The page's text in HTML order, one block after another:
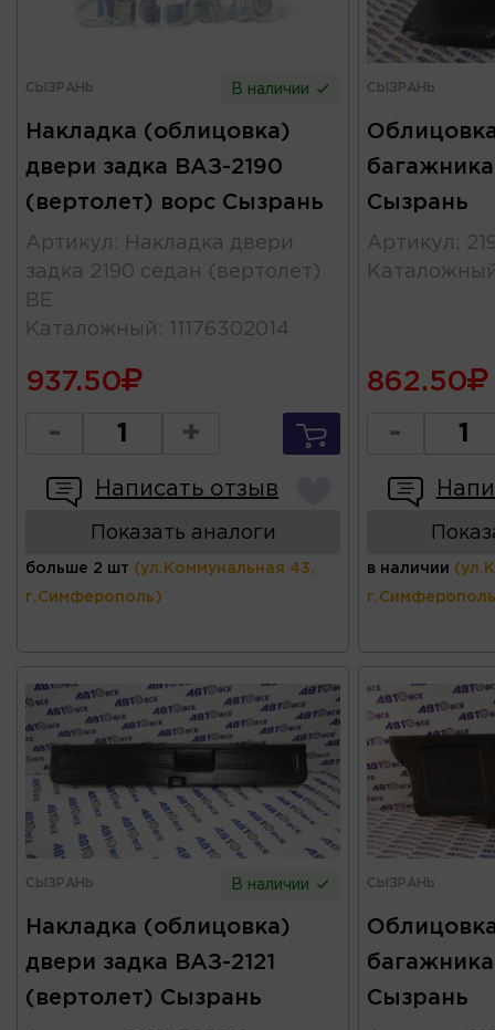
СЫЗРАНЬ В наличии
Накладка (облицовка)
двери задка ВАЗ-2190
(вертолет) ворс Сызрань
Артикул :
Накладка двери
задка 2190 седан (вертолет)
ВЕ
Каталожный : 11176302014
937.50
- +
Написать отзыв
Показать аналоги
больше 2 шт (ул.Коммунальная 43,
г.Симферополь)
СЫЗРАНЬ
Сызрань
Артикул :
862.50
-
в наличии
СЫЗРАНЬ В наличии
Накладка (облицовка)
двери задка ВАЗ-2121
(вертолет) Сызрань
СЫЗРАНЬ
Сызрань